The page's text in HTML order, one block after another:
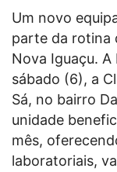
Um novo
parte da rotina
Nova Iguaçu.
sábado (6), a
Sá, no bairro
unidade
mês,
laboratoriais,